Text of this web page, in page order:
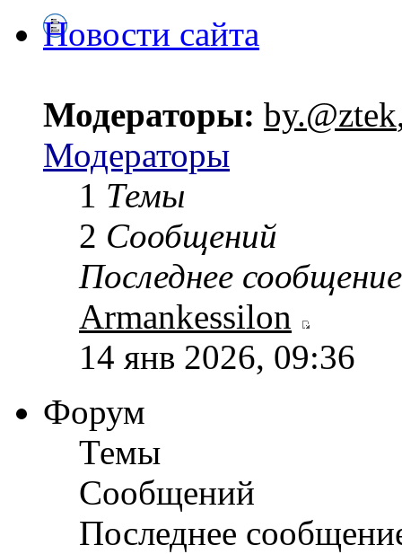
Новости сайта
Модераторы: by.@ztek
Модераторы
1 Темы
2 Сообщений
Последнее сообщение
Armankessilon
14 янв 2026, 09:36
Форум
Темы
Сообщений
Последнее